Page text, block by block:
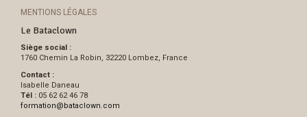
MENTIONS LÉGALES
Le Bataclown
Siège social :
1760 Chemin La Robin, 32220 Lombez, France
Contact :
Isabelle Daneau
Tél : 05 62 62 46 78
formation@bataclown.com